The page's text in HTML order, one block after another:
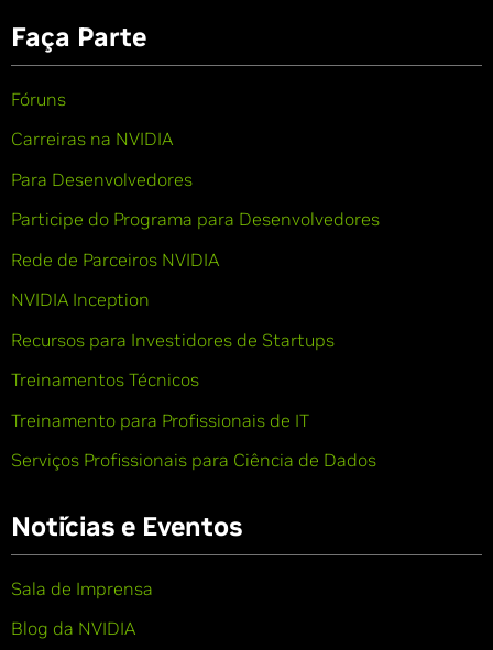
Faça Parte
Fóruns
Carreiras na NVIDIA
Para Desenvolvedores
Participe do Programa para Desenvolvedores
Rede de Parceiros NVIDIA
NVIDIA Inception
Recursos para Investidores de Startups
Treinamentos Técnicos
Treinamento para Profissionais de IT
Serviços Profissionais para Ciência de Dados
Notícias e Eventos
Sala de Imprensa
Blog da NVIDIA